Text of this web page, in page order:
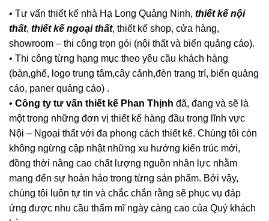
• Tư vấn thiết kế nhà Hạ Long Quảng Ninh, thiết kế nội
thất, thiết kế ngoại thất, thiết kế shop, cửa hàng,
showroom – thi công trọn gói (nội thất và biển quảng cáo).
• Thi công từng hạng mục theo yêu cầu khách hàng
(bàn,ghế, logo trung tâm,cây cảnh,đèn trang trí, biển quảng
cáo, paner quảng cáo) .
• Công ty tư vấn thiết kế Phan Thịnh đã, đang và sẽ là
một trong những đơn vị thiết kế hàng đầu trong lĩnh vực
Nội – Ngoại thất với đa phong cách thiết kế. Chúng tôi còn
không ngừng cập nhật những xu hướng kiến trúc mới,
đồng thời nâng cao chất lượng nguồn nhân lực nhằm
mang đến sự hoàn hảo trong từng sản phẩm. Bởi vậy,
chúng tôi luôn tự tin và chắc chắn rằng sẽ phục vụ đáp
ứng được nhu cầu thẩm mĩ ngày càng cao của Quý khách